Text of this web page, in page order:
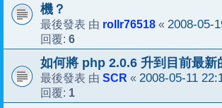
機？
最後發表 由 rollr76518 « 2008-05-
回覆: 6
如何將 php 2.0.6 升到目前最新
最後發表 由 SCR « 2008-05-11
回覆: 1